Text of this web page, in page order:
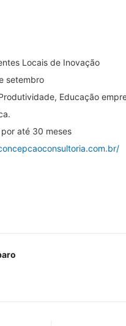
Locais de Inovação
setembro
Educação
até 30 meses